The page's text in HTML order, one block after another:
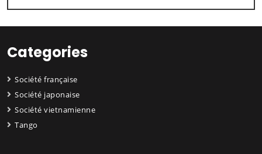
Categories
Société française
Société japonaise
Société vietnamienne
Tango